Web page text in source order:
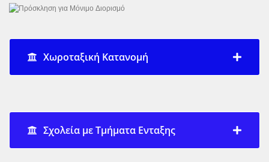
Χωροταξική Κατανομή
Σχολεία με Τμήματα Ενταξης